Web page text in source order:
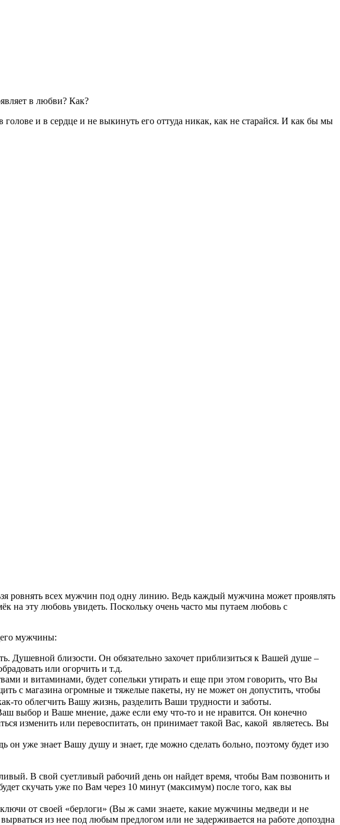
в любви? Как?
и в сердце и не выкинуть его оттуда никак, как не старайся. И как бы мы
ровнять всех мужчин под одну линию. Ведь каждый мужчина может проявлять
на эту любовь увидеть. Поскольку очень часто мы путаем любовь с
мужчины:
близости. Он обязательно захочет приблизиться к Вашей душе –
или огорчить и т.д.
и витаминами, будет сопельки утирать и еще при этом говорить, что Вы
с магазина огромные и тяжелые пакеты, ну не может он допустить, чтобы
то облегчить Вашу жизнь, разделить Ваши трудности и заботы.
выбор и Ваше мнение, даже если ему что-то и не нравится. Он конечно
изменить или перевоспитать, он принимает такой Вас, какой являетесь. Вы
уже знает Вашу душу и знает, где можно сделать больно, поэтому будет изо
В свой суетливый рабочий день он найдет время, чтобы Вам позвонить и
скучать уже по Вам через 10 минут (максимум) после того, как вы
от своей «берлоги» (Вы ж сами знаете, какие мужчины медведи и не
из нее под любым предлогом или не задерживается на работе допоздна